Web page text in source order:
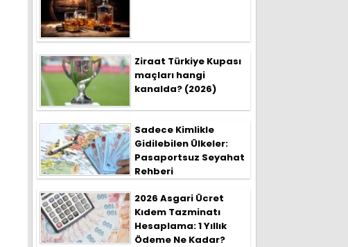
Ziraat Türkiye Kupası
maçları hangi
kanalda? (2026)
Sadece Kimlikle
Gidilebilen Ülkeler:
Pasaportsuz Seyahat
Rehberi
2026 Asgari Ücret
Kıdem Tazminatı
Hesaplama: 1 Yıllık
Ödeme Ne Kadar?